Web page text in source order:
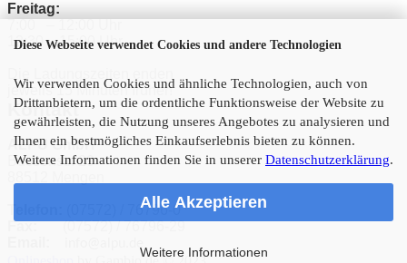
Diese Webseite verwendet Cookies und andere Technologien
Wir verwenden Cookies und ähnliche Technologien, auch von
Drittanbietern, um die ordentliche Funktionsweise der Website zu
gewährleisten, die Nutzung unseres Angebotes zu analysieren und
Ihnen ein bestmögliches Einkaufserlebnis bieten zu können.
Weitere Informationen finden Sie in unserer Datenschutzerklärung.
Alle Akzeptieren
Weitere Informationen
Freitag:
12:30 – 15:00 Uhr
jeweils 15 Minuten früher!
Kontakt
ALPU GmbH
Bussenstr. 29
(07572) / 76796-0
Fax:(07572) / 76796-29